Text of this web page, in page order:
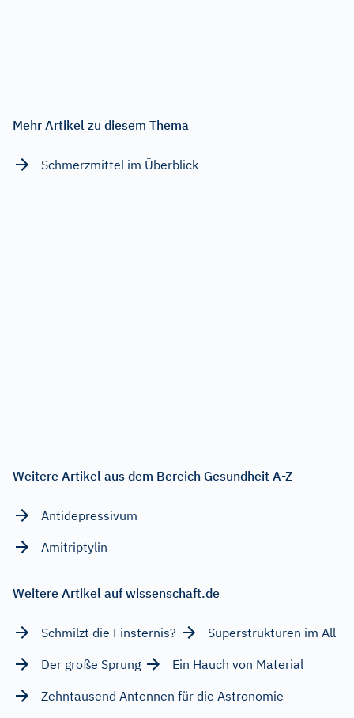
Mehr Artikel zu diesem Thema
Schmerzmittel im Überblick
Weitere Artikel aus dem Bereich Gesundheit A-Z
Antidepressivum
Amitriptylin
Weitere Artikel auf wissenschaft.de
Schmilzt die Finsternis?
Superstrukturen im All
Der große Sprung
Ein Hauch von Material
Zehntausend Antennen für die Astronomie